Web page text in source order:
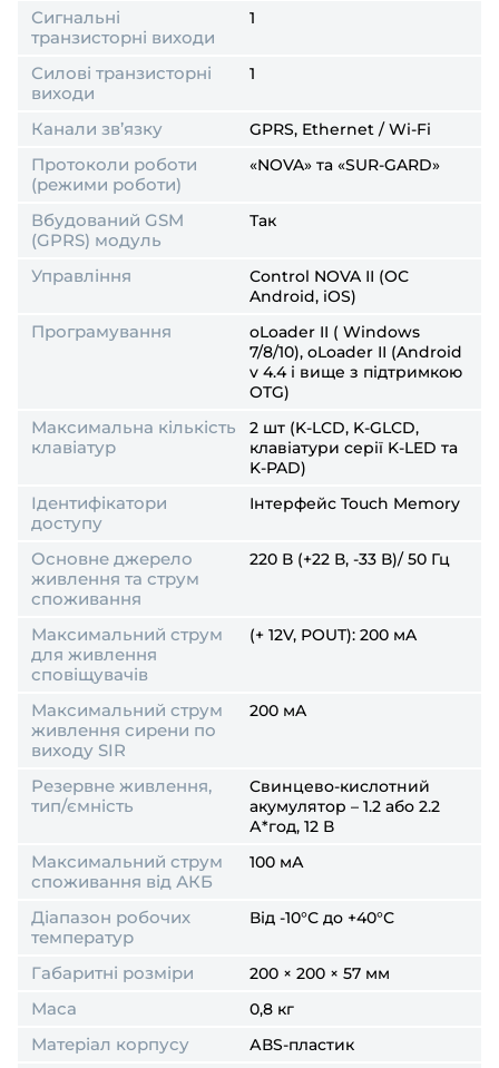
Сигнальні
транзисторні виходи
1
Силові транзисторні
виходи
1
Канали зв’язку GPRS, Ethernet / Wi-Fi
Протоколи роботи
(режими роботи)
«NOVA» та «SUR-GARD»
Вбудований GSM
(GPRS) модуль
Так
Управління
Сontrol NOVA ІІ (ОС
Android, iOS)
Програмування
oLoader II ( Windows
7/8/10), oLoader ІІ (Android
v 4.4 і вище з підтримкою
OTG)
Максимальна кількість
клавіатур
2 шт (K-LCD, K-GLCD,
клавіатури серії K-LED та
K-PAD)
Ідентифікатори
доступу
Інтерфейс Touch Memory
Основне джерело
живлення та струм
споживання
220 В (+22 В, -33 В)/ 50 Гц
Максимальний струм
для живлення
сповіщувачів
(+ 12V, POUT): 200 мA
Максимальний струм
живлення сирени по
виходу SIR
200 мA
Резервне живлення,
тип/ємність
Cвинцево-кислотний
акумулятор – 1.2 або 2.2
А*год, 12 В
Максимальний струм
споживання від АКБ
100 мА
Діапазон робочих
температур
Від -10°С до +40°С
Габаритні розміри 200 × 200 × 57 мм
Маса 0,8 кг
Матеріал корпусу АВS-пластик